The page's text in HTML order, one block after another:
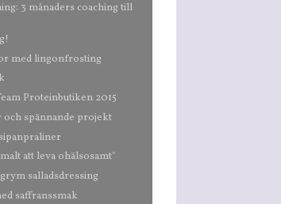
3 månaders coaching till
med lingonfrosting
Proteinbutiken 2015
och spännande projekt
att leva ohälsosamt"
salladsdressing
saffranssmak